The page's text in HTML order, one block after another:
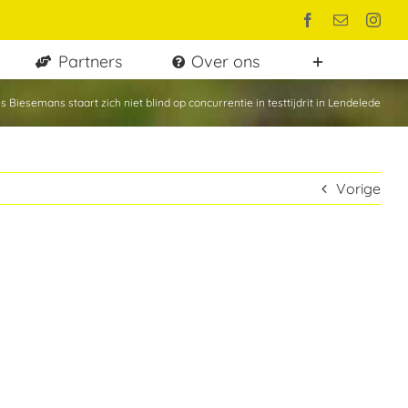
Facebook
E-
Partners Over ons
Biesemans staart zich niet blind op concurrentie in testtijdrit in Lendelede
Vorige